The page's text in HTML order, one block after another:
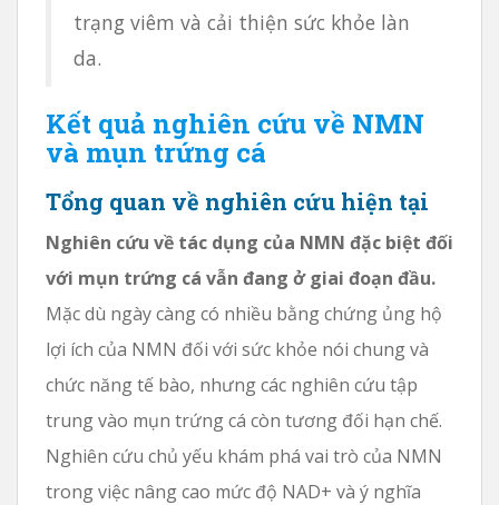
trạng viêm và cải thiện sức khỏe làn
da.
Kết quả nghiên cứu về NMN
và mụn trứng cá
Tổng quan về nghiên cứu hiện tại
Nghiên cứu về tác dụng của NMN đặc biệt đối
với mụn trứng cá vẫn đang ở giai đoạn đầu.
Mặc dù ngày càng có nhiều bằng chứng ủng hộ
lợi ích của NMN đối với sức khỏe nói chung và
chức năng tế bào, nhưng các nghiên cứu tập
trung vào mụn trứng cá còn tương đối hạn chế.
Nghiên cứu chủ yếu khám phá vai trò của NMN
trong việc nâng cao mức độ NAD+ và ý nghĩa